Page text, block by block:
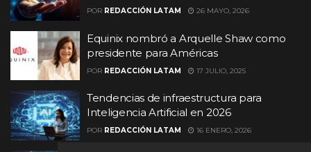
POR REDACCIÓN LATAM 26 MAYO, 2026
Equinix nombró a Arquelle Shaw como
presidente para Américas
POR REDACCIÓN LATAM 17 JULIO, 2025
Tendencias de infraestructura para
Inteligencia Artificial en 2026
POR REDACCIÓN LATAM 16 ENERO, 2026